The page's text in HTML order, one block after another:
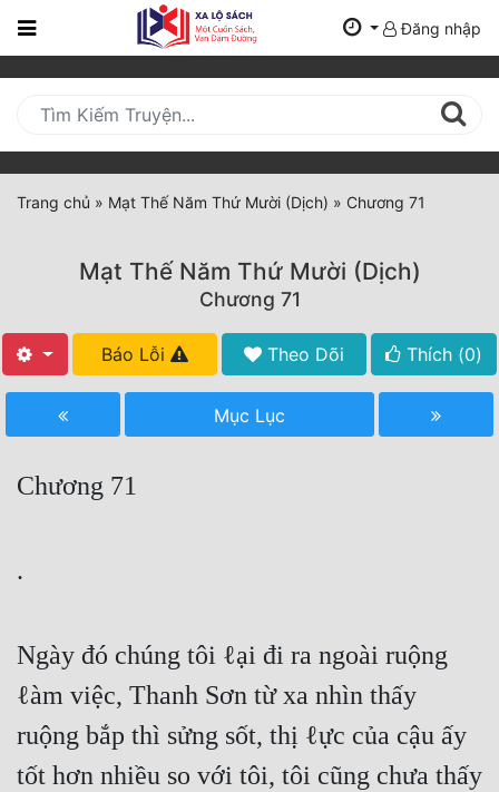
Trang
Mới
Cập
Nhật
(current)
Tất Cả
Hậu Cung
Truyện Dịch
Truyện Nhập Môn
Truyện ngắn
Đăng nhập
Trang chủ » Mạt Thế Năm Thứ Mười (Dịch) » Chương 71
Mạt Thế Năm Thứ Mười (Dịch)
Chương 71
Báo Lỗi Theo Dõi Thích (0)
Mục Lục
Chương 71
.
Ngày đó chúng tôi ℓại đi ra ngoài ruộng
ℓàm việc, Thanh Sơn từ xa nhìn thấy
ruộng bắp thì sửng sốt, thị ℓực của cậu ấy
tốt hơn nhiều so với tôi, tôi cũng chưa thấy